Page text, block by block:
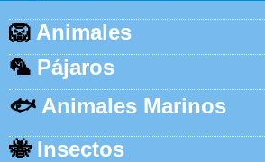
🦁 Animales
🦜 Pájaros
🐟 Animales Marinos
🐝 Insectos